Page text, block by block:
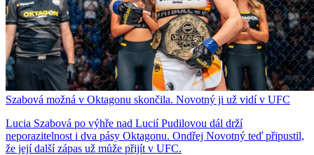
Szabová možná v Oktagonu skončila. Novotný ji už vidí v UFC
Lucia Szabová po výhře nad Lucií Pudilovou dál drží
neporazitelnost i dva pásy Oktagonu. Ondřej Novotný teď připustil,
že její další zápas už může přijít v UFC.